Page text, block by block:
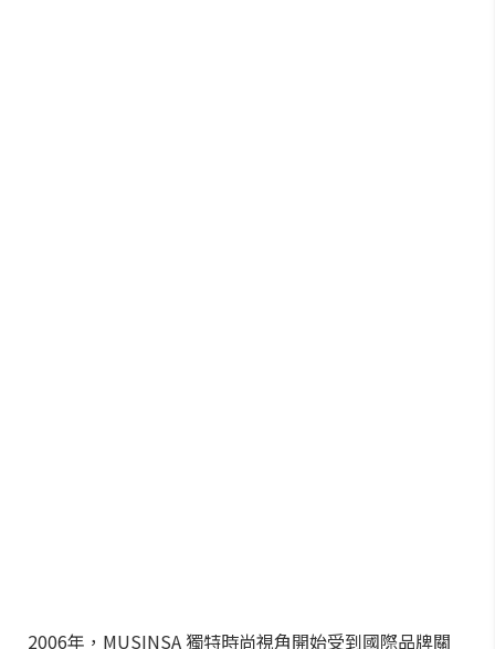
2006年，MUSINSA 獨特時尚視角開始受到國際品牌關